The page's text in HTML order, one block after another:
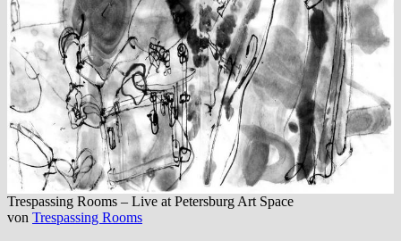
Trespassing Rooms – Live at Petersburg Art Space
von Trespassing Rooms